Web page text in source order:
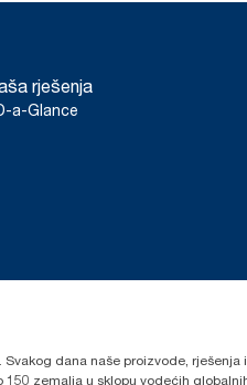
rješenja
a-Glance
dana naše proizvode,
zemalja u sklopu vodećih